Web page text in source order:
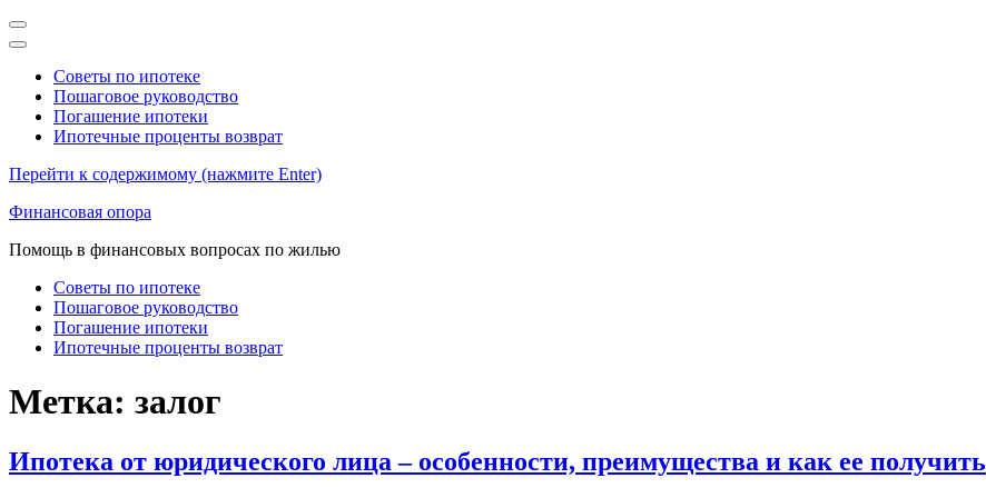
Советы по ипотеке
Пошаговое руководство
Погашение ипотеки
Ипотечные проценты возврат
Перейти к содержимому (нажмите Enter)
Финансовая опора
Помощь в финансовых вопросах по жилью
Советы по ипотеке
Пошаговое руководство
Погашение ипотеки
Ипотечные проценты возврат
Метка: залог
Ипотека от юридического лица – особенности, преимущества и как ее получить